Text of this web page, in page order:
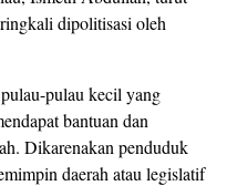
dipolitisasi oleh
pulau kecil yang
bantuan dan
Dikarenakan penduduk
daerah atau legislatif